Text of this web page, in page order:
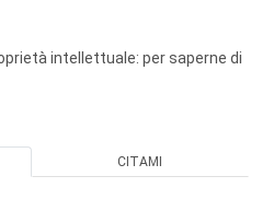
intellettuale: per saperne di
CITAMI